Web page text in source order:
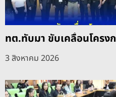
ทต.ทับมา ขับเคลื่อนโครง
3 สิงหาคม 2026